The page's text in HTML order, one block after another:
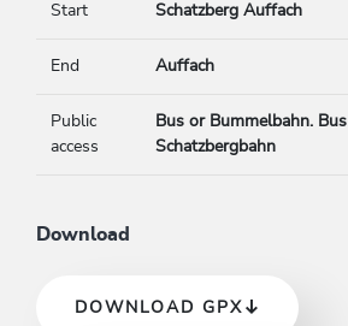
Start Schatzberg Auffach
End Auffach
Public
access
Bus or Bummelbahn.
Schatzbergbahn
Download
DOWNLOAD GPX